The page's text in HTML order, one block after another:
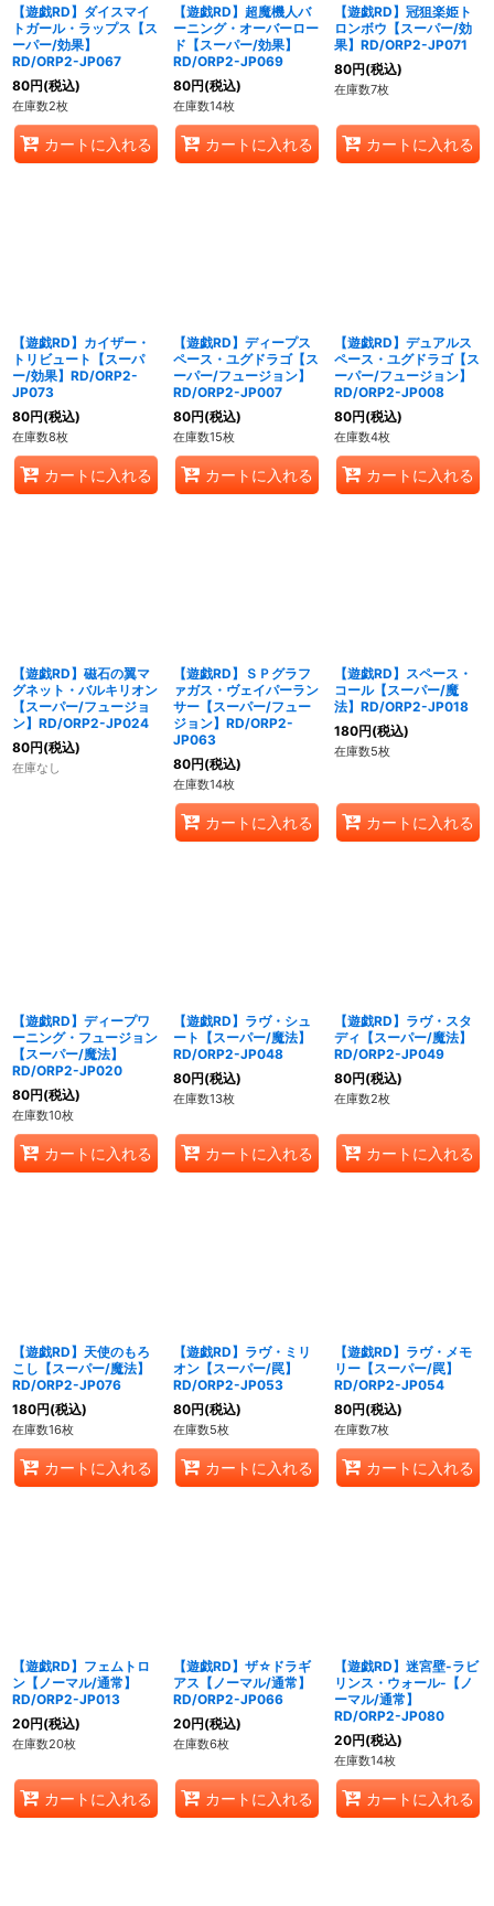
【遊戯RD】ダイスマイ
トガール・ラップス【ス
ーパー/効果】
RD/ORP2-JP067
80円(税込)
在庫数2枚
カートに入れる
【遊戯RD】超魔機人バ
ーニング・オーバーロー
ド【スーパー/効果】
RD/ORP2-JP069
80円(税込)
在庫数14枚
カートに入れる
【遊戯RD】冠狙楽姫ト
ロンボウ【スーパー/効
果】RD/ORP2-JP071
80円(税込)
在庫数7枚
カートに入れる
【遊戯RD】カイザー・
トリビュート【スーパ
ー/効果】RD/ORP2-
JP073
80円(税込)
在庫数8枚
カートに入れる
【遊戯RD】ディープス
ペース・ユグドラゴ【ス
ーパー/フュージョン】
RD/ORP2-JP007
80円(税込)
在庫数15枚
カートに入れる
【遊戯RD】デュアルス
ペース・ユグドラゴ【ス
ーパー/フュージョン】
RD/ORP2-JP008
80円(税込)
在庫数4枚
カートに入れる
【遊戯RD】磁石の翼マ
グネット・バルキリオン
【スーパー/フュージョ
ン】RD/ORP2-JP024
80円(税込)
在庫なし
【遊戯RD】ＳＰグラフ
ァガス・ヴェイパーラン
サー【スーパー/フュー
ジョン】RD/ORP2-
JP063
80円(税込)
在庫数14枚
カートに入れる
【遊戯RD】スペース・
コール【スーパー/魔
法】RD/ORP2-JP018
180円(税込)
在庫数5枚
カートに入れる
【遊戯RD】ディープワ
ーニング・フュージョン
【スーパー/魔法】
RD/ORP2-JP020
80円(税込)
在庫数10枚
カートに入れる
【遊戯RD】ラヴ・シュ
ート【スーパー/魔法】
RD/ORP2-JP048
80円(税込)
在庫数13枚
カートに入れる
【遊戯RD】ラヴ・スタ
ディ【スーパー/魔法】
RD/ORP2-JP049
80円(税込)
在庫数2枚
カートに入れる
【遊戯RD】天使のもろ
こし【スーパー/魔法】
RD/ORP2-JP076
180円(税込)
在庫数16枚
カートに入れる
【遊戯RD】ラヴ・ミリ
オン【スーパー/罠】
RD/ORP2-JP053
80円(税込)
在庫数5枚
カートに入れる
【遊戯RD】ラヴ・メモ
リー【スーパー/罠】
RD/ORP2-JP054
80円(税込)
在庫数7枚
カートに入れる
【遊戯RD】フェムトロ
ン【ノーマル/通常】
RD/ORP2-JP013
20円(税込)
在庫数20枚
カートに入れる
【遊戯RD】ザ☆ドラギ
アス【ノーマル/通常】
RD/ORP2-JP066
20円(税込)
在庫数6枚
カートに入れる
【遊戯RD】迷宮壁-ラビ
リンス・ウォール-【ノ
ーマル/通常】
RD/ORP2-JP080
20円(税込)
在庫数14枚
カートに入れる